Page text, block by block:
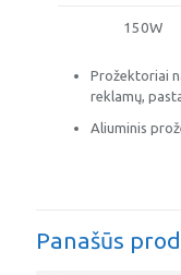
150W
Prožektoriai
reklamų,
Aliuminis
Panašūs